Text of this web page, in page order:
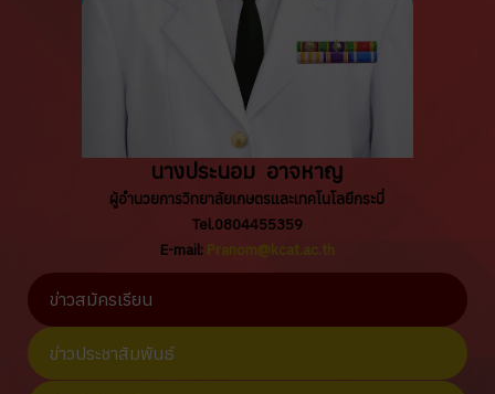
นางประนอม อาจหาญ
ผู้อำนวยการวิทยาลัยเกษตรและเทคโนโลยีกระบี่
Tel.0804455359
E-mail: Pranom@kcat.ac.th
ข่าวสมัครเรียน
ข่าวประชาสัมพันธ์